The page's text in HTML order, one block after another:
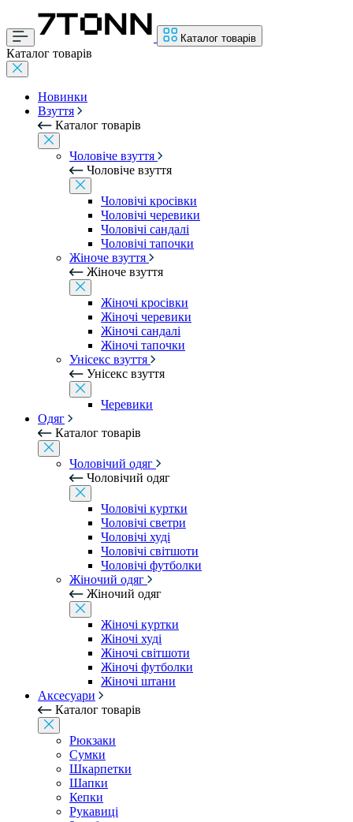
Каталог товарів
Каталог товарів
Новинки
Взуття
Каталог товарів
Чоловіче взуття
Чоловіче взуття
Чоловічі кросівки
Чоловічі черевики
Чоловічі сандалі
Чоловічі тапочки
Жіноче взуття
Жіноче взуття
Жіночі кросівки
Жіночі черевики
Жіночі сандалі
Жіночі тапочки
Унісекс взуття
Унісекс взуття
Черевики
Одяг
Каталог товарів
Чоловічий одяг
Чоловічий одяг
Чоловічі куртки
Чоловічі светри
Чоловічі худі
Чоловічі світшоти
Чоловічі футболки
Жіночий одяг
Жіночий одяг
Жіночі куртки
Жіночі худі
Жіночі світшоти
Жіночі футболки
Жіночі штани
Аксесуари
Каталог товарів
Рюкзаки
Сумки
Шкарпетки
Шапки
Кепки
Рукавиці